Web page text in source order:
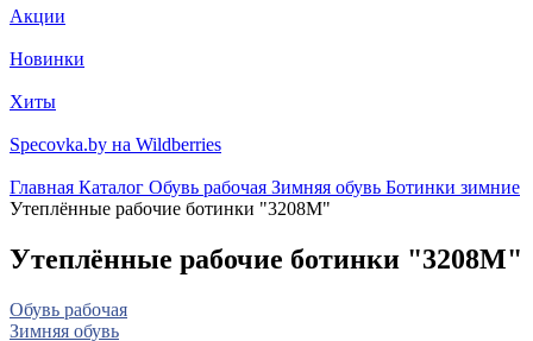
Акции
Новинки
Хиты
Specovka.by на Wildberries
Главная Каталог Обувь рабочая Зимняя обувь Ботинки зимние
Утеплённые рабочие ботинки "3208М"
Утеплённые рабочие ботинки "3208М"
Обувь рабочая
Зимняя обувь